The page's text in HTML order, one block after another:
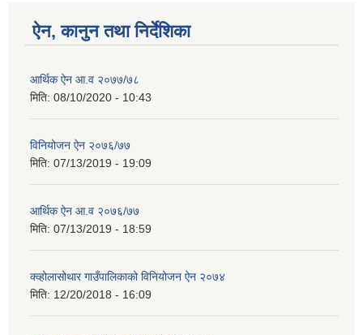
ऐन, कानुन तथा निर्देशिका
आर्थिक ऐन आ.व २०७७/७८
मिति: 08/10/2020 - 10:43
विनियोजन ऐन २०७६/७७
मिति: 07/13/2019 - 19:09
आर्थिक ऐन आ.व २०७६/७७
मिति: 07/13/2019 - 18:59
क्व्होलासोथार गाउँपालिकाको विनियोजन ऐन २०७४
मिति: 12/20/2018 - 16:09